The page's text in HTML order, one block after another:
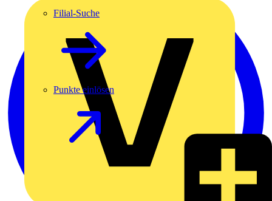
Filial-Suche
Punkte einlösen